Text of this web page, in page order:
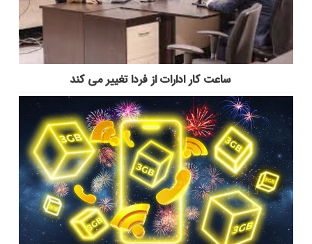
ساعت کار ادارات از فردا تغییر می کند